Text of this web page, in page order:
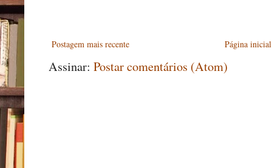
Postagem mais recente Página inicial
Assinar: Postar comentários (Atom)